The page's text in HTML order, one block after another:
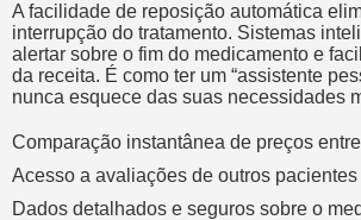
A facilidade de reposição automática
interrupção do tratamento. Sistemas
alertar sobre o fim do medicamento e
da receita. É como ter um “assistente
nunca esquece das suas necessidades
Comparação instantânea de preços
Acesso a avaliações de outros pacientes
Dados detalhados e seguros sobre o